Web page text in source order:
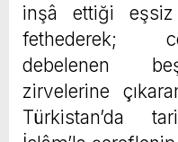
inşâ ettiği eşsiz
fethederek;
debelenen
zirvelerine
Türkistan’da